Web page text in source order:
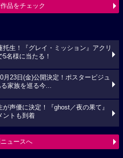
品をチェック
托生！『グレイ・ミッション』アクリ
名様に当たる！
月23日(金)公開決定！ポスタービジュ
家族を巡る今...
声優に決定！『ghost／夜の果て』
ントも到着
ュースへ